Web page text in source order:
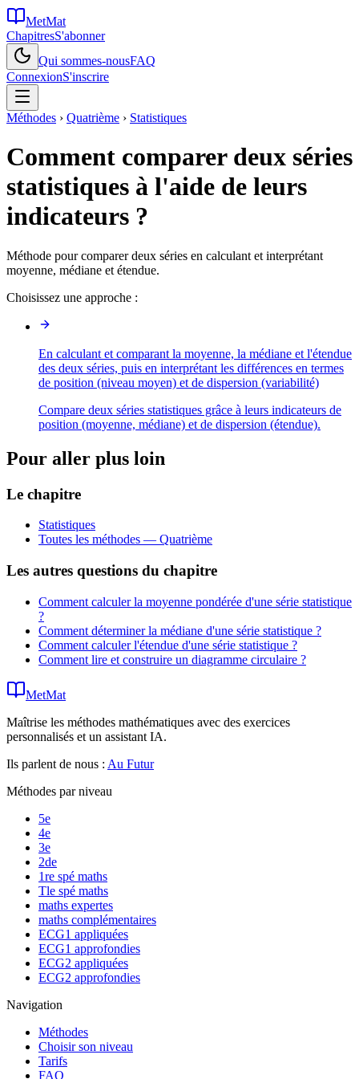
MetMat
ChapitresS'abonner
Qui sommes-nousFAQ
ConnexionS'inscrire
Méthodes › Quatrième › Statistiques
Comment comparer deux séries
statistiques à l'aide de leurs
indicateurs ?
Méthode pour comparer deux séries en calculant et interprétant
moyenne, médiane et étendue.
Choisissez une approche :
En calculant et comparant la moyenne, la médiane et l'étendue
des deux séries, puis en interprétant les différences en termes
de position (niveau moyen) et de dispersion (variabilité)
Compare deux séries statistiques grâce à leurs indicateurs de
position (moyenne, médiane) et de dispersion (étendue).
Pour aller plus loin
Le chapitre
Statistiques
Toutes les méthodes — Quatrième
Les autres questions du chapitre
Comment calculer la moyenne pondérée d'une série statistique
?
Comment déterminer la médiane d'une série statistique ?
Comment calculer l'étendue d'une série statistique ?
Comment lire et construire un diagramme circulaire ?
MetMat
Maîtrise les méthodes mathématiques avec des exercices
personnalisés et un assistant IA.
Ils parlent de nous : Au Futur
Méthodes par niveau
5e
4e
3e
2de
1re spé maths
Tle spé maths
maths expertes
maths complémentaires
ECG1 appliquées
ECG1 approfondies
ECG2 appliquées
ECG2 approfondies
Navigation
Méthodes
Choisir son niveau
Tarifs
FAQ